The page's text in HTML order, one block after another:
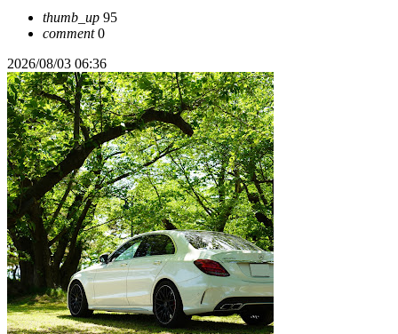
thumb_up 95
comment0
2026/08/03 06:36